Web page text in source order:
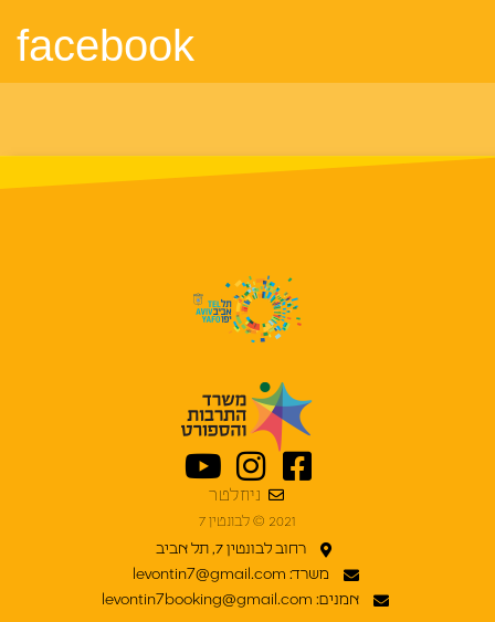
facebook
רחוב לבונטין 7, תל אביב
משרד: levontin7@gmail.com
אמנים: levontin7booking@gmail.com
ניוזלטר
2021 © לבונטין 7